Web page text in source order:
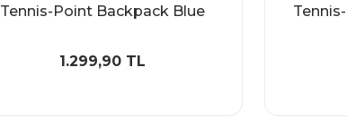
Tennis-Point Backpack Blue
1.299,90 TL